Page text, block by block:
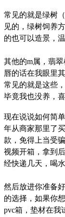
常见的就是绿树
见的，绿树饲养
的也可以造景，
其他的m属，翡
唇的话在我眼里
常见的就是这些
毕竟我也没养，
现在说说如何简
年从商家那里了
款，免得上当受
视频开箱，拿到
经快递几天，喝
然后放进你准备
的选择，如果你
pvc箱，垫材在我